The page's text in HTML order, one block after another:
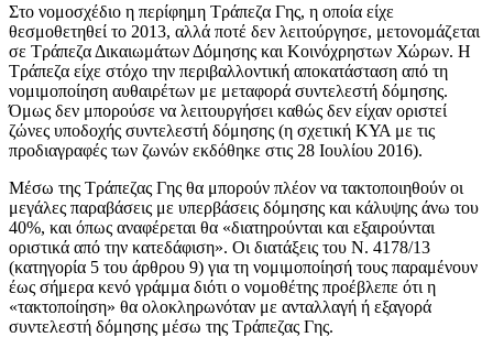
Στο νομοσχέδιο η περίφημη Τράπεζα Γης, η οποία είχε
θεσμοθετηθεί το 2013, αλλά ποτέ δεν λειτούργησε, μετονομάζεται
σε Τράπεζα Δικαιωμάτων Δόμησης και Κοινόχρηστων Χώρων. Η
Τράπεζα είχε στόχο την περιβαλλοντική αποκατάσταση από τη
νομιμοποίηση αυθαιρέτων με μεταφορά συντελεστή δόμησης.
Όμως δεν μπορούσε να λειτουργήσει καθώς δεν είχαν οριστεί
ζώνες υποδοχής συντελεστή δόμησης (η σχετική ΚΥΑ με τις
προδιαγραφές των ζωνών εκδόθηκε στις 28 Ιουλίου 2016).
Μέσω της Τράπεζας Γης θα μπορούν πλέον να τακτοποιηθούν οι
μεγάλες παραβάσεις με υπερβάσεις δόμησης και κάλυψης άνω του
40%, και όπως αναφέρεται θα «διατηρούνται και εξαιρούνται
οριστικά από την κατεδάφιση». Οι διατάξεις του Ν. 4178/13
(κατηγορία 5 του άρθρου 9) για τη νομιμοποίησή τους παραμένουν
έως σήμερα κενό γράμμα διότι ο νομοθέτης προέβλεπε ότι η
«τακτοποίηση» θα ολοκληρωνόταν με ανταλλαγή ή εξαγορά
συντελεστή δόμησης μέσω της Τράπεζας Γης.